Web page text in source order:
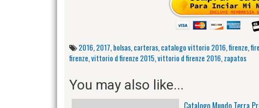
2016,2017,bolsas,carteras,catalogo vittorio 2016,firenze,
firenze,vittorio d firenze 2015,vittorio d firenze 2016,zapatos
You may also like...
Catalogo Mundo Terra